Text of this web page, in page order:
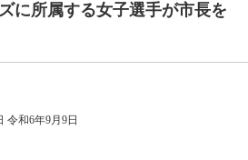
に所属する女子選手が市長を
和6年9月9日